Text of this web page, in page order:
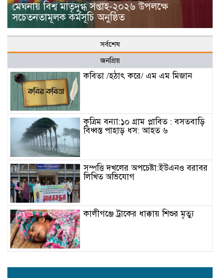
মেঘনায় বিশ্ব মাতৃদুগ্ধ সপ্তাহ-২০২৬ উপলক্ষে
সচেতনতামূলক কর্মসূচি অনুষ্ঠিত
সর্বশেষ
জনপ্রিয়
কবিতা /হঠাৎ করে/ এম এম মিজান
কৃত্রিম বন্যা:১০ গ্রাম প্লাবিত : বসতবাড়ি
বিধ্বস্ত পাহাড় ধস: আহত ৬
সম্পত্তি দখলের অপচেষ্টা:ইউএনও বরাবর
লিখিত অভিযোগ
কালীগঞ্জে ট্রাকের ধাক্কায় শিশুর মৃত্যু
ভারত বৈঠক